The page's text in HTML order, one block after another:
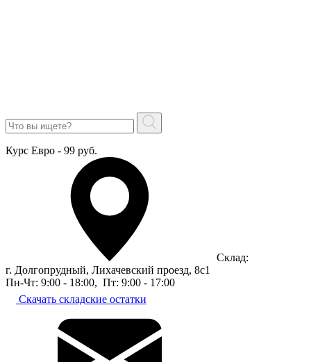
Курс Евро - 99 руб.
Склад:
г. Долгопрудный, Лихачевский проезд, 8c1
Пн-Чт: 9:00 - 18:00, Пт: 9:00 - 17:00
Скачать складские остатки